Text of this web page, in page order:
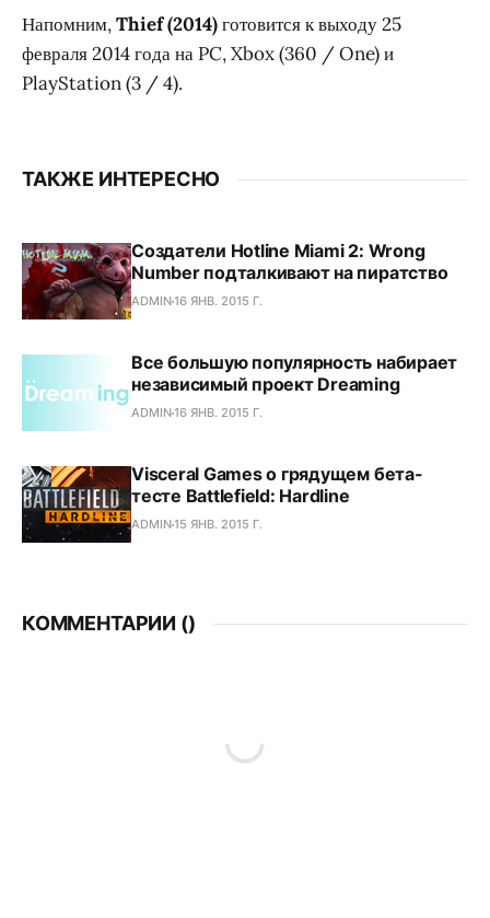
Напомним,Thief (2014)готовится к выходу 25
февраля 2014 года на PC, Xbox (360 / One) и
PlayStation (3 / 4).
ТАКЖЕ ИНТЕРЕСНО
Создатели Hotline Miami 2: Wrong
Number подталкивают на пиратство
ADMIN16 ЯНВ. 2015 Г.
Все большую популярность набирает
независимый проект Dreaming
ADMIN16 ЯНВ. 2015 Г.
Visceral Games о грядущем бета-
тесте Battlefield: Hardline
ADMIN15 ЯНВ. 2015 Г.
КОММЕНТАРИИ ()